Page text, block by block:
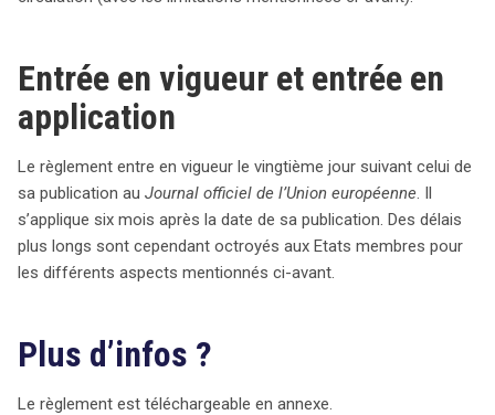
Entrée en vigueur et entrée en
application
Le règlement entre en vigueur le vingtième jour suivant celui de
sa publication au Journal officiel de l’Union européenne. Il
s’applique six mois après la date de sa publication. Des délais
plus longs sont cependant octroyés aux Etats membres pour
les différents aspects mentionnés ci-avant.
Plus d’infos ?
Le règlement est téléchargeable en annexe.